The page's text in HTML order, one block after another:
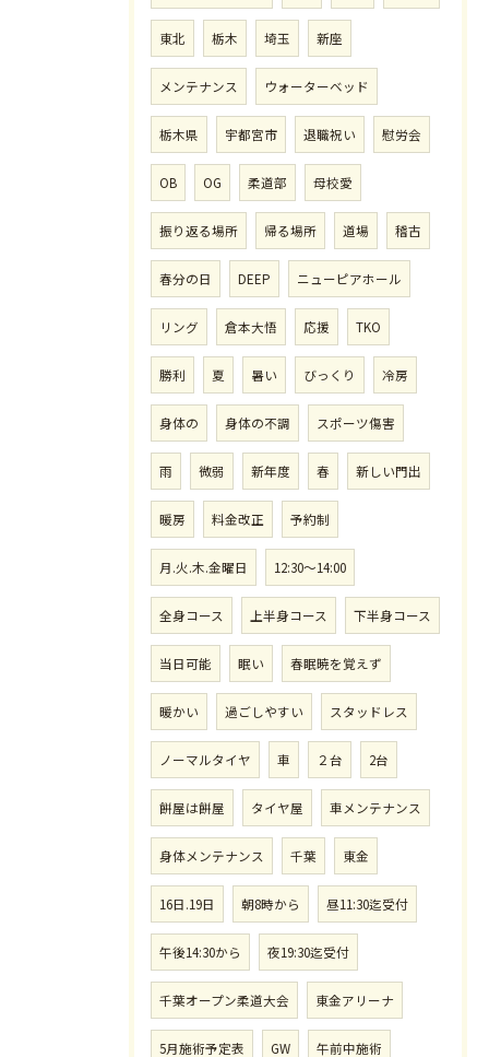
東北 栃木 埼玉 新座
メンテナンス ウォーターベッド
栃木県 宇都宮市 退職祝い 慰労会
OB OG 柔道部 母校愛
振り返る場所 帰る場所 道場 稽古
春分の日 DEEP ニューピアホール
リング 倉本大悟 応援 TKO
勝利 夏 暑い びっくり 冷房
身体の 身体の不調 スポーツ傷害
雨 微弱 新年度 春 新しい門出
暖房 料金改正 予約制
月.火.木.金曜日 12:30〜14:00
全身コース 上半身コース 下半身コース
当日可能 眠い 春眠暁を覚えず
暖かい 過ごしやすい スタッドレス
ノーマルタイヤ 車 ２台 2台
餅屋は餅屋 タイヤ屋 車メンテナンス
身体メンテナンス 千葉 東金
16日.19日 朝8時から 昼11:30迄受付
午後14:30から 夜19:30迄受付
千葉オープン柔道大会 東金アリーナ
5月施術予定表 GW 午前中施術